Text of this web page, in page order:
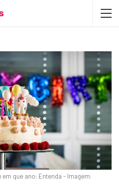
que ano: Entenda - Imagem: